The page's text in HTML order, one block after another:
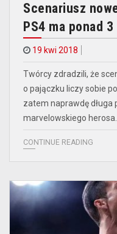
Scenariusz
PS4 ma ponad
19 kwi 2018
Twórcy zdradzili, że
o pajączku liczy sobie
zatem naprawdę długa
marvelowskiego herosa.
CONTINUE READING